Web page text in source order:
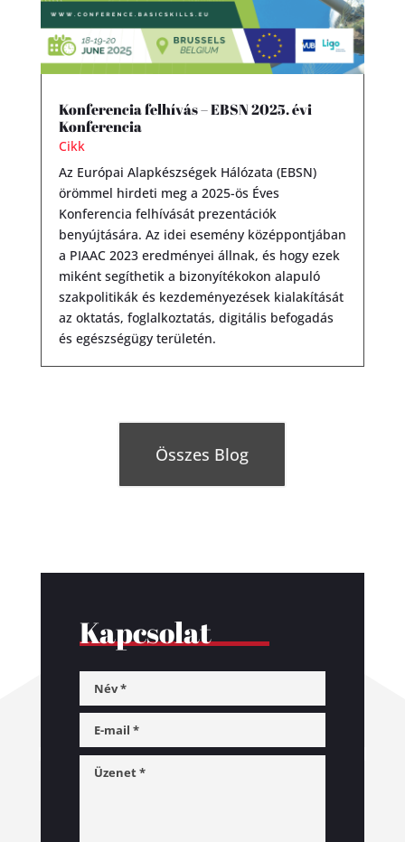
Konferencia felhívás – EBSN 2025. évi
Konferencia
Cikk
Az Európai Alapkészségek Hálózata (EBSN)
örömmel hirdeti meg a 2025-ös Éves
Konferencia felhívását prezentációk
benyújtására. Az idei esemény középpontjában
a PIAAC 2023 eredményei állnak, és hogy ezek
miként segíthetik a bizonyítékokon alapuló
szakpolitikák és kezdeményezések kialakítását
az oktatás, foglalkoztatás, digitális befogadás
és egészségügy területén.
Összes Blog
Kapcsolat